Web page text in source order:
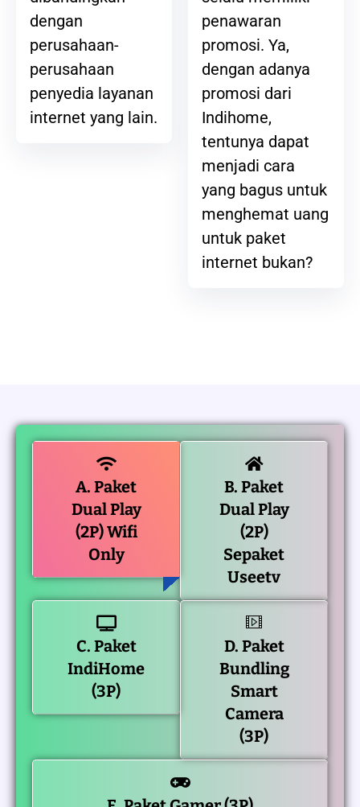
dengan
perusahaan-
perusahaan
penyedia layanan
internet yang lain.
penawaran
promosi. Ya,
dengan adanya
promosi dari
Indihome,
tentunya dapat
menjadi cara
yang bagus untuk
menghemat uang
untuk paket
internet bukan?
A. Paket
Dual Play
(2P) Wifi
Only
B. Paket
Dual Play
(2P)
Sepaket
Useetv
C. Paket
IndiHome
(3P)
D. Paket
Bundling
Smart
Camera
(3P)